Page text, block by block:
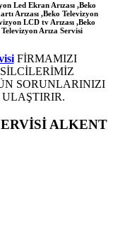
Led Ekran Arızası ,Beko
Arızası ,Beko Televizyon
LCD tv Arızası ,Beko
Arıza Servisi
FİRMAMIZI
SORUNLARINIZI
ALKENT